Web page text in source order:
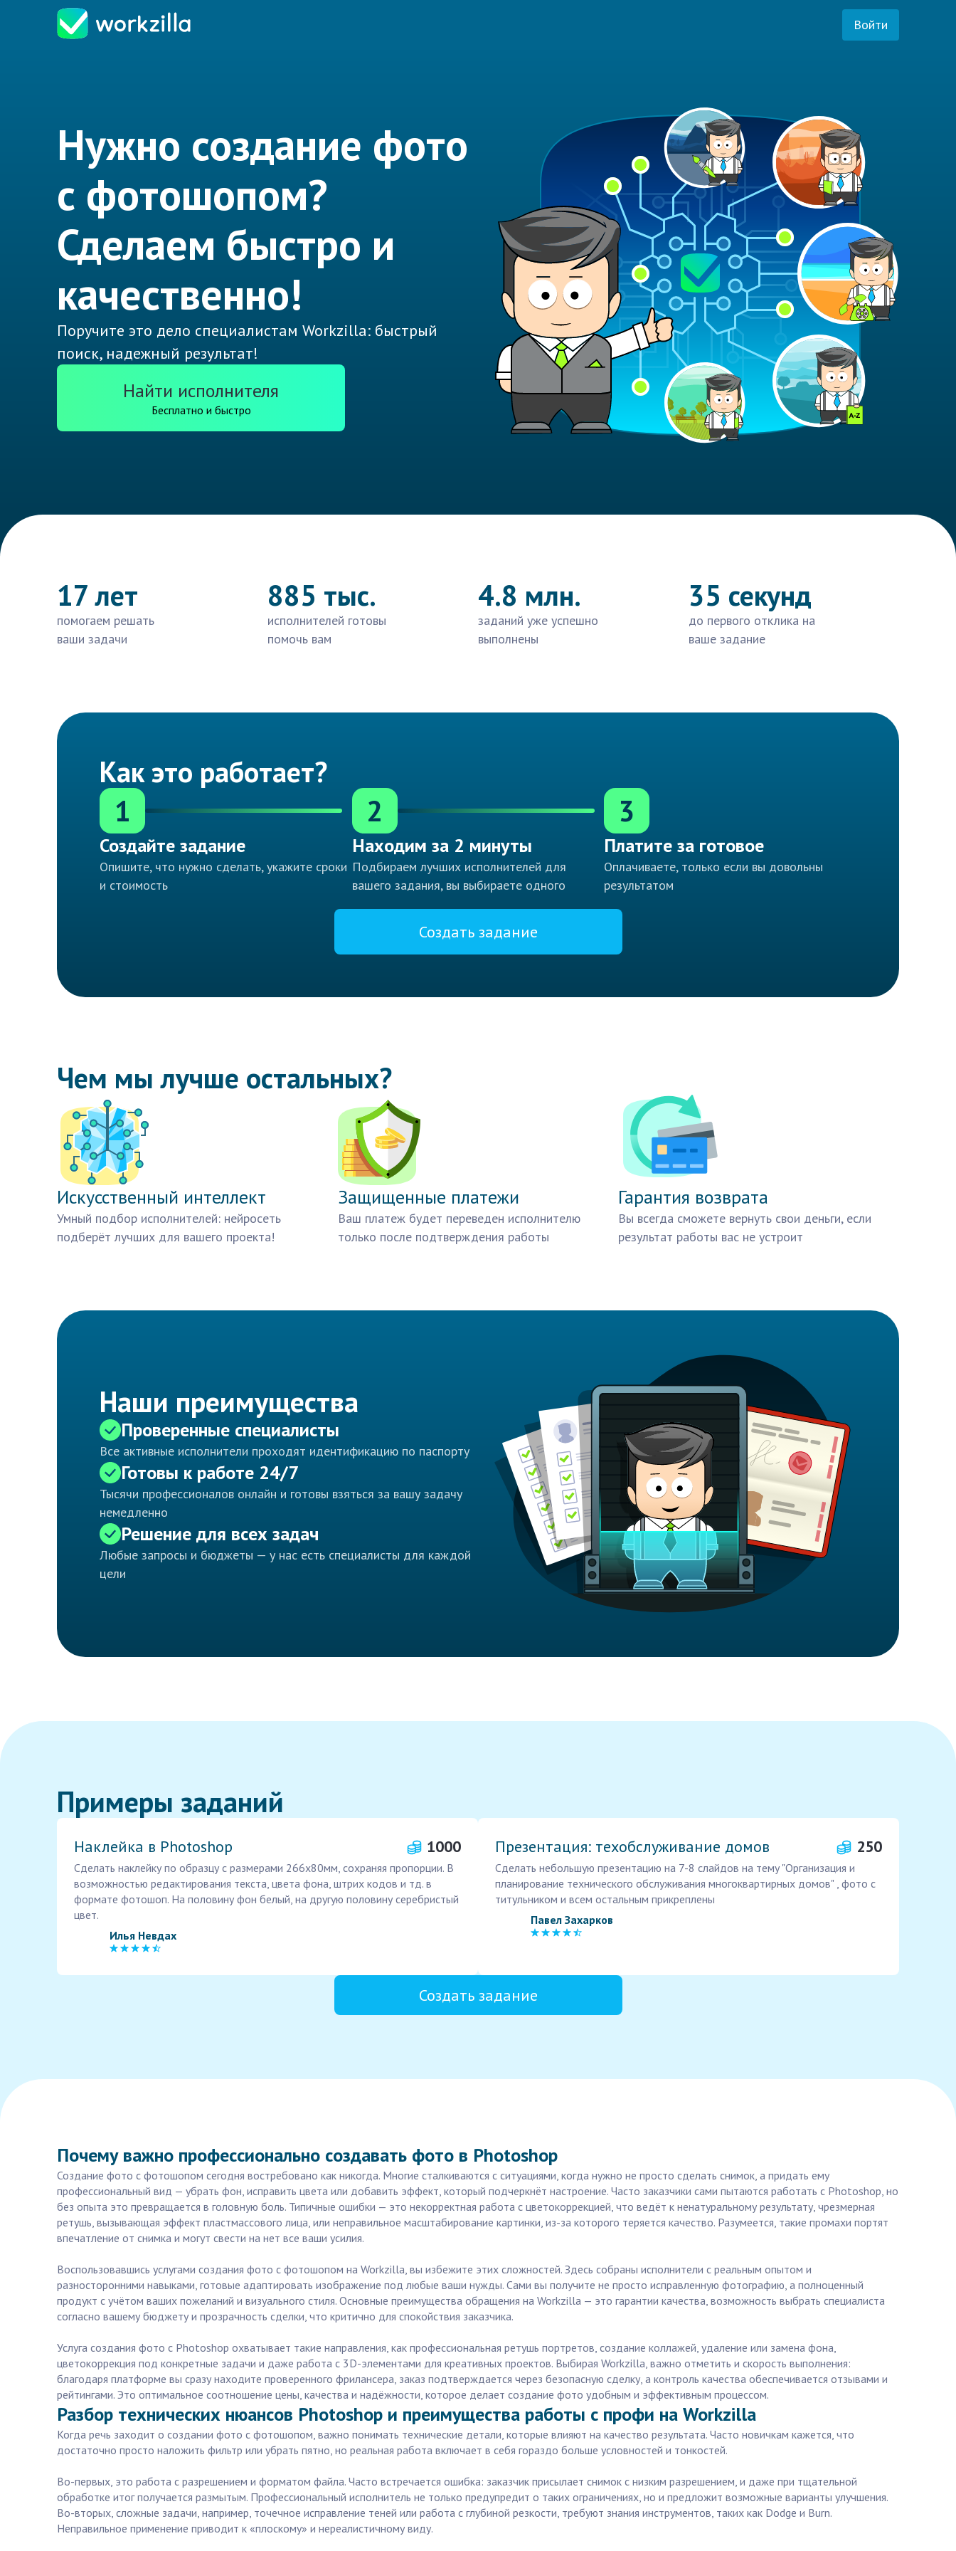
Войти
Нужно создание фото
с фотошопом?
Сделаем быстро и
качественно!
Поручите это дело специалистам Workzilla: быстрый
поиск, надежный результат!
Найти исполнителя
Бесплатно и быстро
17 лет
помогаем решать
ваши задачи
885 тыс.
исполнителей готовы
помочь вам
4.8 млн.
заданий уже успешно
выполнены
35 секунд
до первого отклика на
ваше задание
Как это работает?
1
Создайте задание
Опишите, что нужно сделать, укажите сроки
и стоимость
2
Находим за 2 минуты
Подбираем лучших исполнителей для
вашего задания, вы выбираете одного
3
Платите за готовое
Оплачиваете, только если вы довольны
результатом
Создать задание
Чем мы лучше остальных?
Искусственный интеллект
Умный подбор исполнителей: нейросеть
подберёт лучших для вашего проекта!
Защищенные платежи
Ваш платеж будет переведен исполнителю
только после подтверждения работы
Гарантия возврата
Вы всегда сможете вернуть свои деньги, если
результат работы вас не устроит
Наши преимущества
Проверенные специалисты
Все активные исполнители проходят идентификацию по паспорту
Готовы к работе 24/7
Тысячи профессионалов онлайн и готовы взяться за вашу задачу
немедленно
Решение для всех задач
Любые запросы и бюджеты — у нас есть специалисты для каждой
цели
Примеры заданий
Наклейка в Photoshop 1000
Сделать наклейку по образцу с размерами 266х80мм, сохраняя пропорции. В
возможностью редактирования текста, цвета фона, штрих кодов и тд. в
формате фотошоп. На половину фон белый, на другую половину серебристый
цвет.
Илья Невдах
Презентация: техобслуживание домов 250
Сделать небольшую презентацию на 7-8 слайдов на тему "Организация и
планирование технического обслуживания многоквартирных домов" , фото с
титульником и всем остальным прикреплены
Павел Захарков
Создать задание
Почему важно профессионально создавать фото в Photoshop
Создание фото с фотошопом сегодня востребовано как никогда. Многие сталкиваются с ситуациями, когда нужно не просто сделать снимок, а придать ему
профессиональный вид — убрать фон, исправить цвета или добавить эффект, который подчеркнёт настроение. Часто заказчики сами пытаются работать с Photoshop, но
без опыта это превращается в головную боль. Типичные ошибки — это некорректная работа с цветокоррекцией, что ведёт к ненатуральному результату, чрезмерная
ретушь, вызывающая эффект пластмассового лица, или неправильное масштабирование картинки, из-за которого теряется качество. Разумеется, такие промахи портят
впечатление от снимка и могут свести на нет все ваши усилия.
Воспользовавшись услугами создания фото с фотошопом на Workzilla, вы избежите этих сложностей. Здесь собраны исполнители с реальным опытом и
разносторонними навыками, готовые адаптировать изображение под любые ваши нужды. Сами вы получите не просто исправленную фотографию, а полноценный
продукт с учётом ваших пожеланий и визуального стиля. Основные преимущества обращения на Workzilla — это гарантии качества, возможность выбрать специалиста
согласно вашему бюджету и прозрачность сделки, что критично для спокойствия заказчика.
Услуга создания фото с Photoshop охватывает такие направления, как профессиональная ретушь портретов, создание коллажей, удаление или замена фона,
цветокоррекция под конкретные задачи и даже работа с 3D-элементами для креативных проектов. Выбирая Workzilla, важно отметить и скорость выполнения:
благодаря платформе вы сразу находите проверенного фрилансера, заказ подтверждается через безопасную сделку, а контроль качества обеспечивается отзывами и
рейтингами. Это оптимальное соотношение цены, качества и надёжности, которое делает создание фото удобным и эффективным процессом.
Разбор технических нюансов Photoshop и преимущества работы с профи на Workzilla
Когда речь заходит о создании фото с фотошопом, важно понимать технические детали, которые влияют на качество результата. Часто новичкам кажется, что
достаточно просто наложить фильтр или убрать пятно, но реальная работа включает в себя гораздо больше условностей и тонкостей.
Во-первых, это работа с разрешением и форматом файла. Часто встречается ошибка: заказчик присылает снимок с низким разрешением, и даже при тщательной
обработке итог получается размытым. Профессиональный исполнитель не только предупредит о таких ограничениях, но и предложит возможные варианты улучшения.
Во-вторых, сложные задачи, например, точечное исправление теней или работа с глубиной резкости, требуют знания инструментов, таких как Dodge и Burn.
Неправильное применение приводит к «плоскому» и нереалистичному виду.